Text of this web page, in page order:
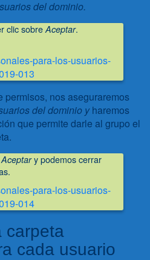
del dominio.
clic sobreAceptar.
permisos, nos aseguraremos
del dominio yharemos
que permite darle al grupo el
Aceptary podemos cerrar
carpeta
cada usuario